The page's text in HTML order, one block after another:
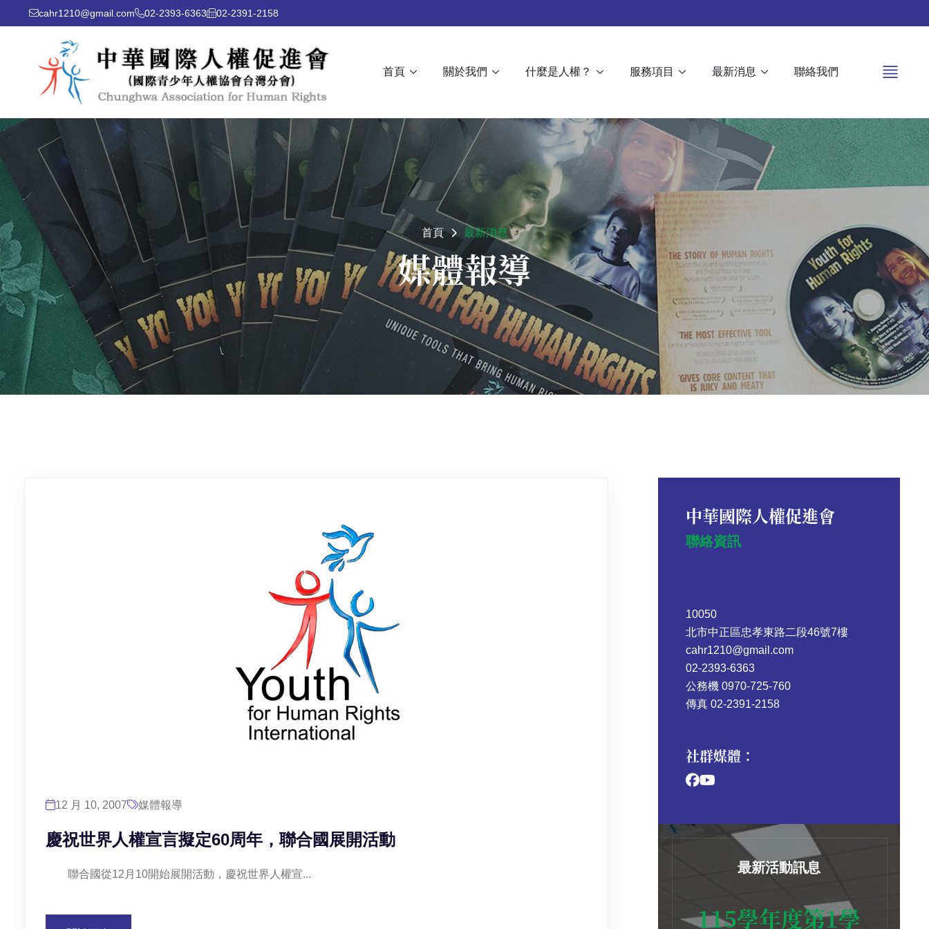
cahr1210@gmail.com 02-2393-6363 02-2391-2158
首頁 關於我們 什麼是人權？ 服務項目 最新消息 聯絡我們
首頁 最新消息
媒體報導
12 月 10, 2007 媒體報導
慶祝世界人權宣言擬定60周年，聯合國展開活動
聯合國從12月10開始展開活動，慶祝世界人權宣...
中華國際人權促進會
聯絡資訊
10050
北市中正區忠孝東路二段46號7樓
cahr1210@gmail.com
02-2393-6363
公務機 0970-725-760
傳真 02-2391-2158
社群媒體：
最新活動訊息
115學年度第1學